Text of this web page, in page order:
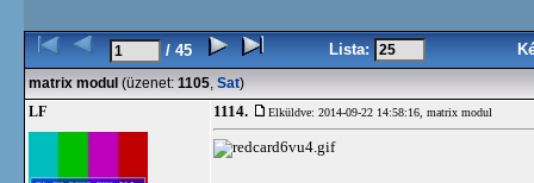
/ 45 Lista:
matrix modul (üzenet: 1105, Sat)
LF 1114. Elküldve: 2014-09-22 14:58:16, matrix modul